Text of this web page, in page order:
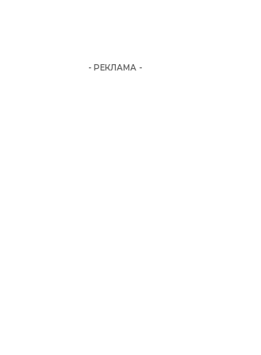
- РЕКЛАМА -